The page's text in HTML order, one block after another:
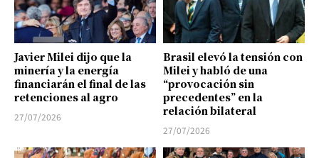
Javier Milei dijo que la
minería y la energía
financiarán el final de las
retenciones al agro
27/07/2026
Brasil elevó la tensión con
Milei y habló de una
“provocación sin
precedentes” en la
relación bilateral
27/07/2026